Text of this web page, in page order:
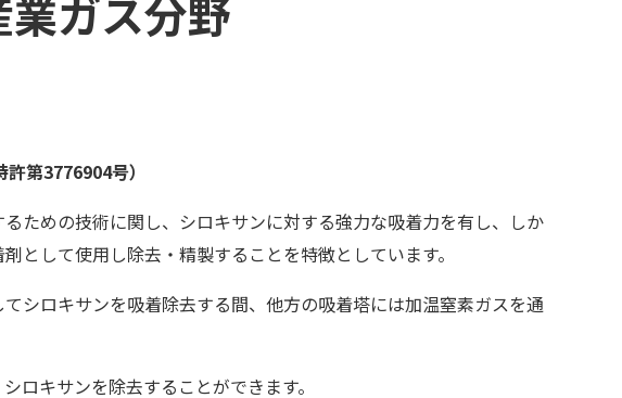
ガス分野
第3776904号）
ための技術に関し、シロキサンに対する強力な吸着力を有し、しか
して使用し除去・精製することを特徴としています。
シロキサンを吸着除去する間、他方の吸着塔には加温窒素ガスを通
ロキサンを除去することができます。